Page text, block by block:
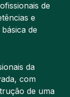
de
e
de
da
com
de uma